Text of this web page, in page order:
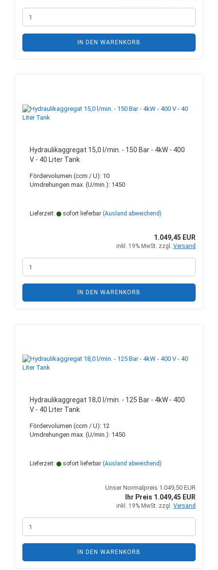
IN DEN WARENKORB
Hydraulikaggregat 15,0 l/min. - 150 Bar - 4kW - 400
V - 40 Liter Tank
Fördervolumen (ccm / U): 10
Umdrehungen max. (U/min.): 1450
Lieferzeit: sofort lieferbar (Ausland abweichend)
1.049,45 EUR
inkl. 19% MwSt. zzgl. Versand
IN DEN WARENKORB
Hydraulikaggregat 18,0 l/min. - 125 Bar - 4kW - 400
V - 40 Liter Tank
Fördervolumen (ccm / U): 12
Umdrehungen max. (U/min.): 1450
Lieferzeit: sofort lieferbar (Ausland abweichend)
Unser Normalpreis 1.049,50 EUR
Ihr Preis 1.049,45 EUR
inkl. 19% MwSt. zzgl. Versand
IN DEN WARENKORB